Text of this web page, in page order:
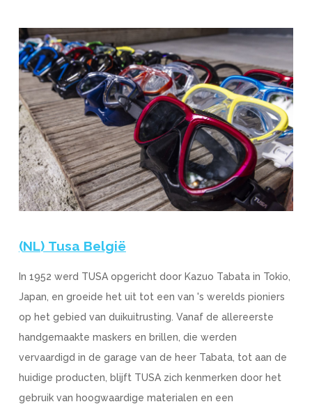
(NL) Tusa België
In 1952 werd TUSA opgericht door Kazuo Tabata in Tokio,
Japan, en groeide het uit tot een van 's werelds pioniers
op het gebied van duikuitrusting. Vanaf de allereerste
handgemaakte maskers en brillen, die werden
vervaardigd in de garage van de heer Tabata, tot aan de
huidige producten, blijft TUSA zich kenmerken door het
gebruik van hoogwaardige materialen en een